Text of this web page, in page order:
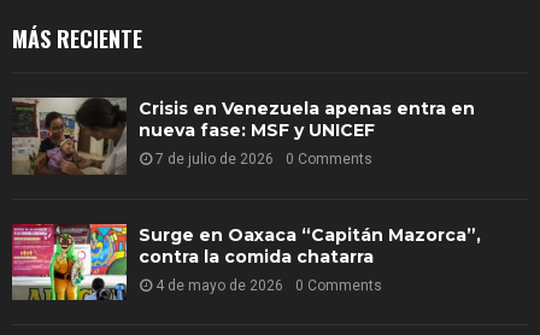
MÁS RECIENTE
Crisis en Venezuela apenas entra en
nueva fase: MSF y UNICEF
7 de julio de 2026 0 Comments
Surge en Oaxaca “Capitán Mazorca”,
contra la comida chatarra
4 de mayo de 2026 0 Comments